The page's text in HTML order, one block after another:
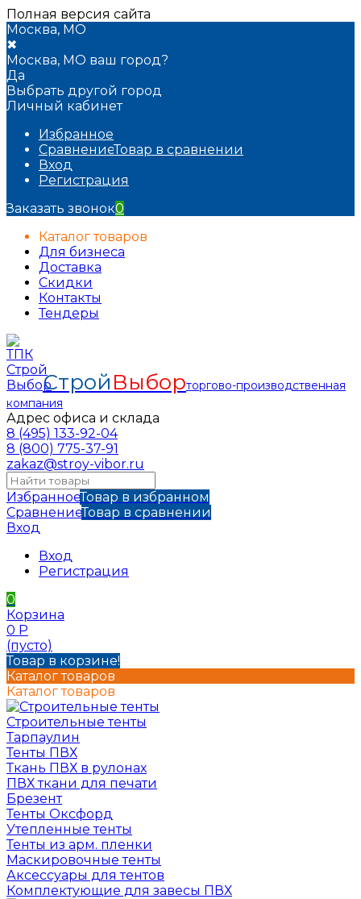
Полная версия сайта
Москва, МО
✖
Москва, МО ваш город?
Да
Выбрать другой город
Личный кабинет
Избранное
СравнениеТовар в сравнении
Вход
Регистрация
Заказать звонок0
Каталог товаров
Для бизнеса
Доставка
Скидки
Контакты
Тендеры
СтройВыборторгово-производственная
компания
Адрес офиса и склада
8 (495) 133-92-04
8 (800) 775-37-91
zakaz@stroy-vibor.ru
ИзбранноеТовар в избранном
СравнениеТовар в сравнении
Вход
Вход
Регистрация
0
Корзина
0 Р
(пусто)
Товар в корзине!
Каталог товаров
Каталог товаров
Строительные тенты
Тарпаулин
Тенты ПВХ
Ткань ПВХ в рулонах
ПВХ ткани для печати
Брезент
Тенты Оксфорд
Утепленные тенты
Тенты из арм. пленки
Маскировочные тенты
Аксессуары для тентов
Комплектующие для завесы ПВХ